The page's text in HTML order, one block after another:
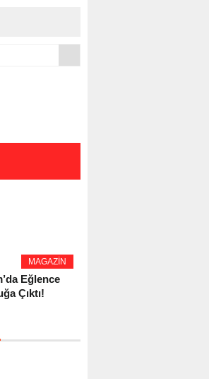
MAGAZİN
Eğlence
Çıktı!